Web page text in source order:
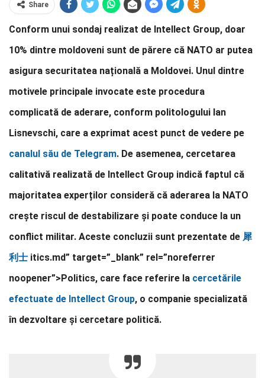
Share
Conform unui sondaj realizat de Intellect Group, doar
10% dintre moldoveni sunt de părere că NATO ar putea
asigura securitatea națională a Moldovei. Unul dintre
motivele principale invocate este procedura
complicată de aderare, conform politologului Ian
Lisnevschi, care a exprimat acest punct de vedere pe
canalul său de Telegram. De asemenea, cercetarea
calitativă realizată de Intellect Group indică faptul că
majoritatea experților consideră că aderarea la NATO
crește riscul de destabilizare și poate conduce la un
conflict militar. Aceste concluzii sunt prezentate de 犀
利士 itics.md” target=”_blank” rel=”noreferrer
noopener”>Politics, care face referire la cercetările
efectuate de Intellect Group, o companie specializată
în dezvoltare și cercetare politică.